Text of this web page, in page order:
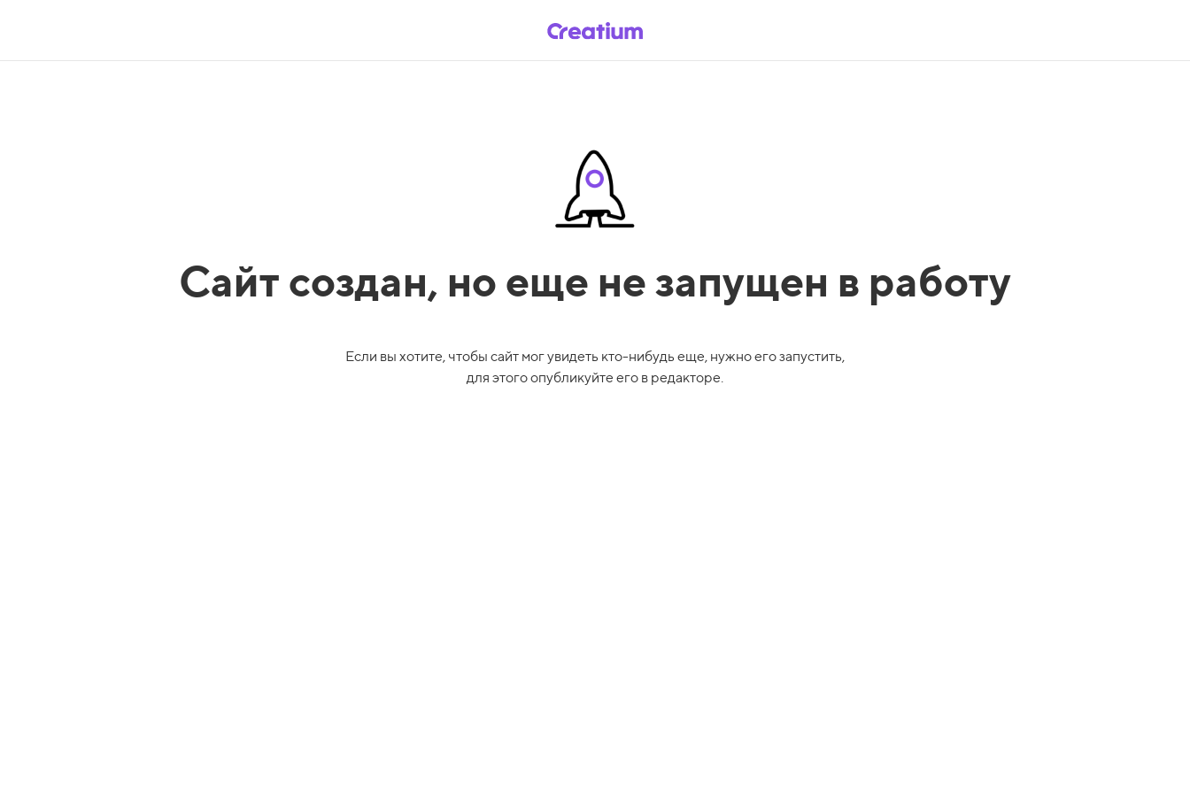
Сайт создан, но еще не запущен в работу
Если вы хотите, чтобы сайт мог увидеть кто-нибудь еще, нужно его запустить,
для этого опубликуйте его в редакторе.